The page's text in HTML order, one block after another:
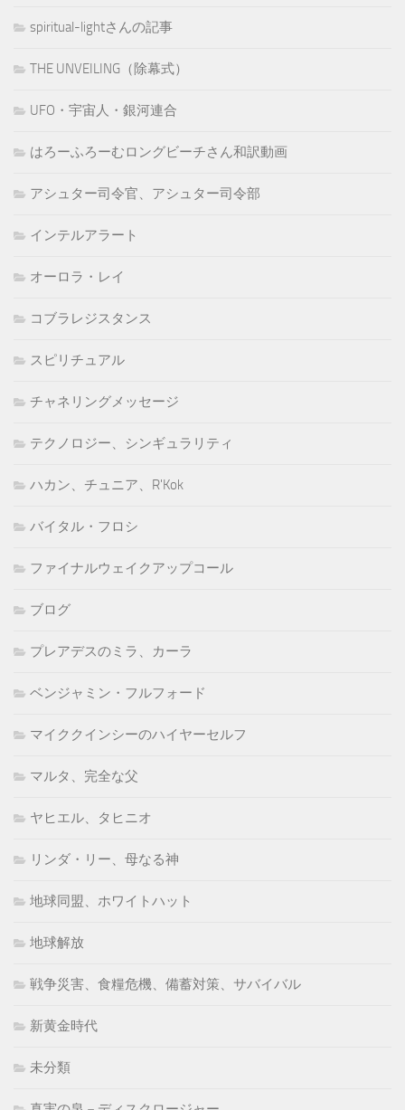
spiritual-lightさんの記事
THE UNVEILING（除幕式）
UFO・宇宙人・銀河連合
はろーふろーむロングビーチさん和訳動画
アシュター司令官、アシュター司令部
インテルアラート
オーロラ・レイ
コブラレジスタンス
スピリチュアル
チャネリングメッセージ
テクノロジー、シンギュラリティ
ハカン、チュニア、R'Kok
バイタル・フロシ
ファイナルウェイクアップコール
ブログ
プレアデスのミラ、カーラ
ベンジャミン・フルフォード
マイククインシーのハイヤーセルフ
マルタ、完全な父
ヤヒエル、タヒニオ
リンダ・リー、母なる神
地球同盟、ホワイトハット
地球解放
戦争災害、食糧危機、備蓄対策、サバイバル
新黄金時代
未分類